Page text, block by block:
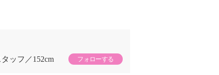
ッフ
152cm フォローする